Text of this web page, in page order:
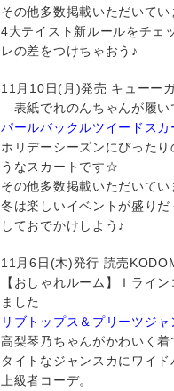
その他多数掲載いただいてい
4大テイスト新ルールをチェ
レの差をつけちゃおう♪
11月10日(月)発売 キューー
表紙でれのんちゃんが履い
パールバックルツイードスカ
ホリデーシーズンにぴったり
うなスカートです☆
その他多数掲載いただいてい
冬は楽しいイベントが盛り
しておでかけしよう♪
11月6日(木)発行 読売
【おしゃれルーム】Ｉライ
ました
リブトップス＆プリーツジャ
高梨琴乃ちゃんがかわいく着
タイトなジャンスカにワイ
上級者コーデ。